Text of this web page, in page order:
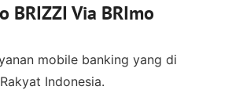
BRIZZI Via BRImo
mobile banking yang di
Indonesia.